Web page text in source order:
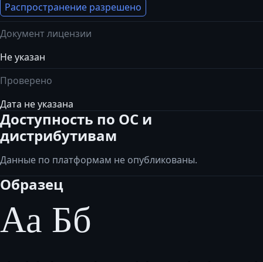
Распространение разрешено
Документ лицензии
Не указан
Проверено
Дата не указана
Доступность по ОС и
дистрибутивам
Данные по платформам не опубликованы.
Образец
Аа Бб